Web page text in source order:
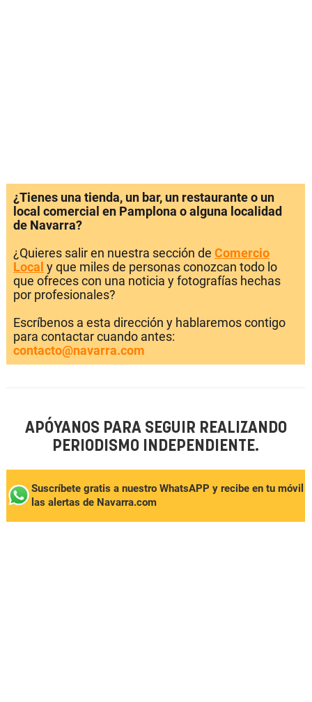
¿Tienes una tienda, un bar, un restaurante o un
local comercial en Pamplona o alguna localidad
de Navarra?
¿Quieres salir en nuestra sección de Comercio
Local y que miles de personas conozcan todo lo
que ofreces con una noticia y fotografías hechas
por profesionales?
Escríbenos a esta dirección y hablaremos contigo
para contactar cuando antes:
contacto@navarra.com
APÓYANOS PARA SEGUIR REALIZANDO
PERIODISMO INDEPENDIENTE.
Suscríbete gratis a nuestro WhatsAPP y recibe en tu móvil
las alertas de Navarra.com